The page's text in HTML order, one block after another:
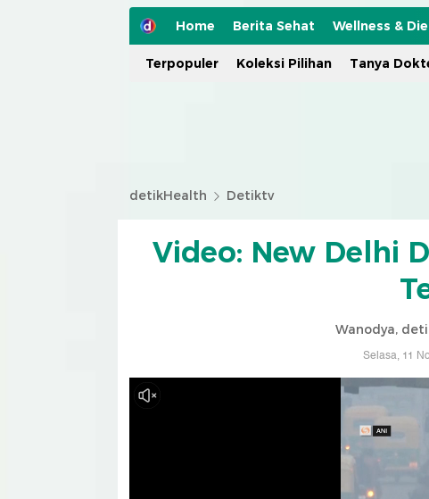
Home Berita Sehat Wellness &
Terpopuler Koleksi Pilihan Tanya
detikHealth Detiktv
Video: New Delhi
Wanodya,
Selasa, 11